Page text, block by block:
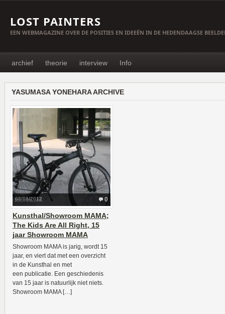
LOST PAINTERS
EEN WEBMAGAZINE OVER DE POSITIES EN IDEEËN IN DE HEDENDAAGSE
archief theorie interview Info
YASUMASA YONEHARA ARCHIVE
0
08/08/2012
Kunsthal/Showroom MAMA;
The Kids Are All Right, 15
jaar Showroom MAMA
Showroom MAMA is jarig, wordt 15
jaar, en viert dat met een overzicht
in de Kunsthal en met
een publicatie. Een geschiedenis
van 15 jaar is natuurlijk niet niets.
Showroom MAMA […]